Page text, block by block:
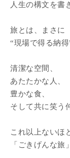
人生の構文を書
旅とは、まさに
“現場で得る納得
清潔な空間、
あたたかな人、
豊かな食、
そして共に笑う
これ以上ないほ
「ごきげんな旅